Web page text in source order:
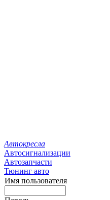
Автокресла
Автосигнализации
Автозапчасти
Тюнинг авто
Имя пользователя